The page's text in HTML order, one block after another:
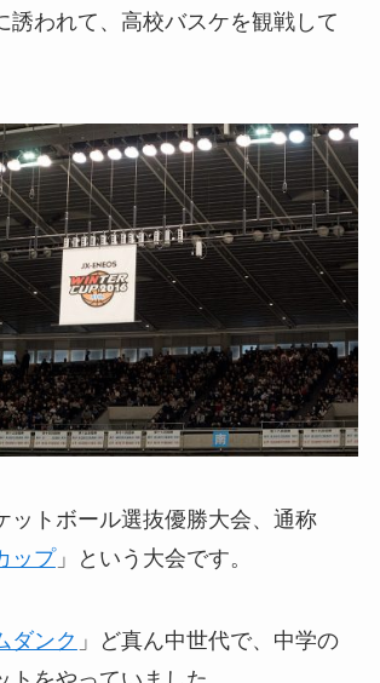
誘われて、高校バスケを観戦して
ットボール選抜優勝大会、通称
ップ」という大会です。
ダンク 」ど真ん中世代で、中学の